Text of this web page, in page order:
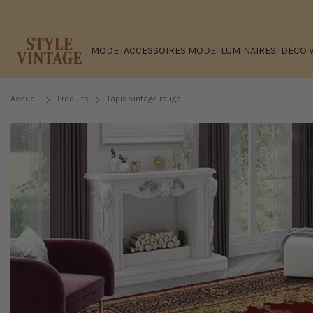
MODE ACCESSOIRES MODE LUMINAIRES DÉCO
Accueil Produits Tapis vintage rouge